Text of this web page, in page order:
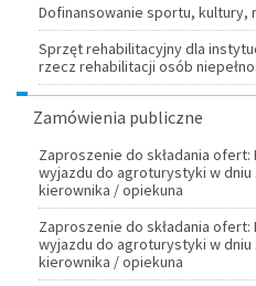
Dofinansowanie sportu, kultury,
Sprzęt rehabilitacyjny dla
rzecz rehabilitacji osób
Zamówienia publiczne
Zaproszenie do składania
wyjazdu do agroturystyki w dniu
kierownika / opiekuna
Zaproszenie do składania
wyjazdu do agroturystyki w dniu
kierownika / opiekuna